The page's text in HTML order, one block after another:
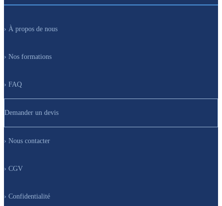
› À propos de nous
› Nos formations
› FAQ
Demander un devis
› Nous contacter
› CGV
› Confidentialité